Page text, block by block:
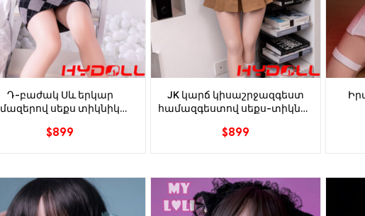
Դ-բաժակ Սև երկար
մազերով սեքս տիկնիկ
$899
JK կարճ կիսաշրջազգեստ
համազգեստով սեքս-տիկնիկ
$899